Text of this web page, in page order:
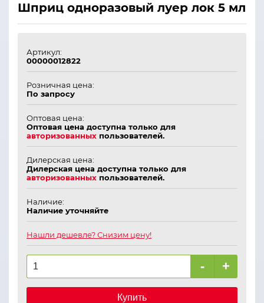
Шприц одноразовый луер лок 5 мл
Артикул:
00000012822
Розничная цена:
По запросу
Оптовая цена:
Оптовая цена доступна только для
авторизованных пользователей.
Дилерская цена:
Дилерская цена доступна только для
авторизованных пользователей.
Наличие:
Наличие уточняйте
Нашли дешевле? Снизим цену!
- +
Купить